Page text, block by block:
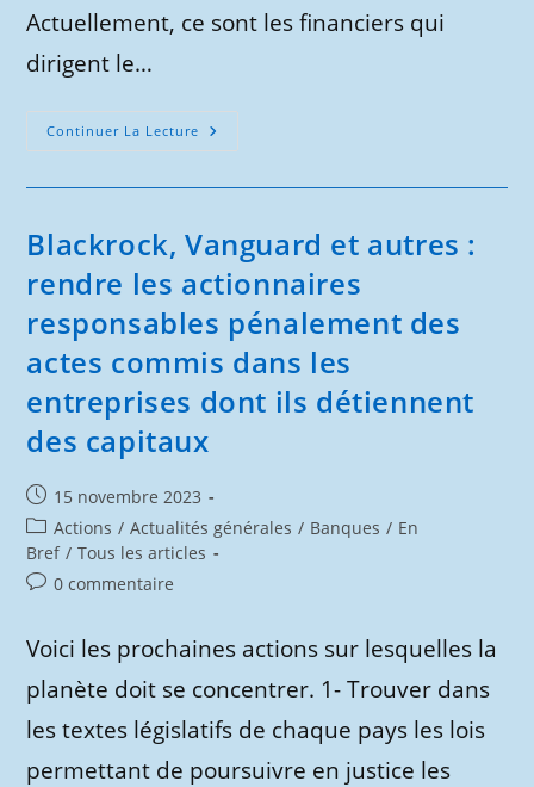
Actuellement, ce sont les financiers qui
dirigent le…
Continuer La Lecture Ils
Ont
Les
Placer
Sous
Le
Contrôle
Des
Financiers
:
Exigeons
Des
Banques
Le
Remboursement
Des
Depuis
Années 70
!
Blackrock, Vanguard et autres :
rendre les actionnaires
responsables pénalement des
actes commis dans les
entreprises dont ils détiennent
des capitaux
Publication
publiée :
15 novembre 2023
Post
category:
Actions / Actualités générales / Banques / En
Bref / Tous les articles
Commentaires
publication :
0 commentaire
Voici les prochaines actions sur lesquelles la
planète doit se concentrer. 1- Trouver dans
les textes législatifs de chaque pays les lois
permettant de poursuivre en justice les